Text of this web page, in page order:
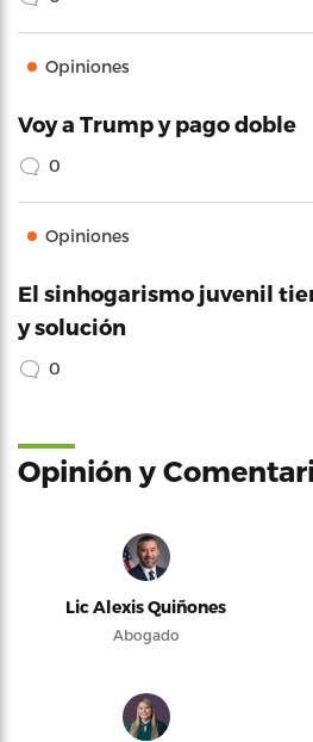
Opiniones
Voy a Trump y pago doble
0
Opiniones
El sinhogarismo juvenil
y solución
0
Opinión y
Lic Alexis Quiñones
Abogado